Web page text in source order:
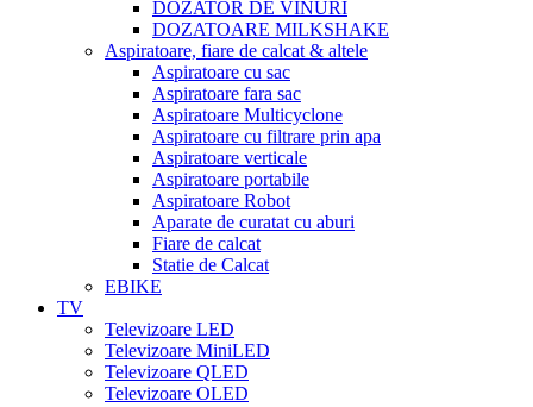
DOZATOR DE VINURI
DOZATOARE MILKSHAKE
Aspiratoare, fiare de calcat & altele
Aspiratoare cu sac
Aspiratoare fara sac
Aspiratoare Multicyclone
Aspiratoare cu filtrare prin apa
Aspiratoare verticale
Aspiratoare portabile
Aspiratoare Robot
Aparate de curatat cu aburi
Fiare de calcat
Statie de Calcat
EBIKE
TV
Televizoare LED
Televizoare MiniLED
Televizoare QLED
Televizoare OLED